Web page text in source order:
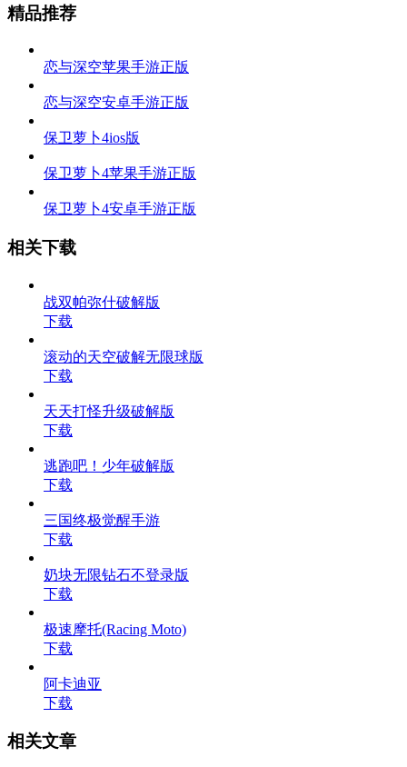
精品推荐
恋与深空苹果手游正版
恋与深空安卓手游正版
保卫萝卜4ios版
保卫萝卜4苹果手游正版
保卫萝卜4安卓手游正版
相关下载
战双帕弥什破解版
下载
滚动的天空破解无限球版
下载
天天打怪升级破解版
下载
逃跑吧！少年破解版
下载
三国终极觉醒手游
下载
奶块无限钻石不登录版
下载
极速摩托(Racing Moto)
下载
阿卡迪亚
下载
相关文章